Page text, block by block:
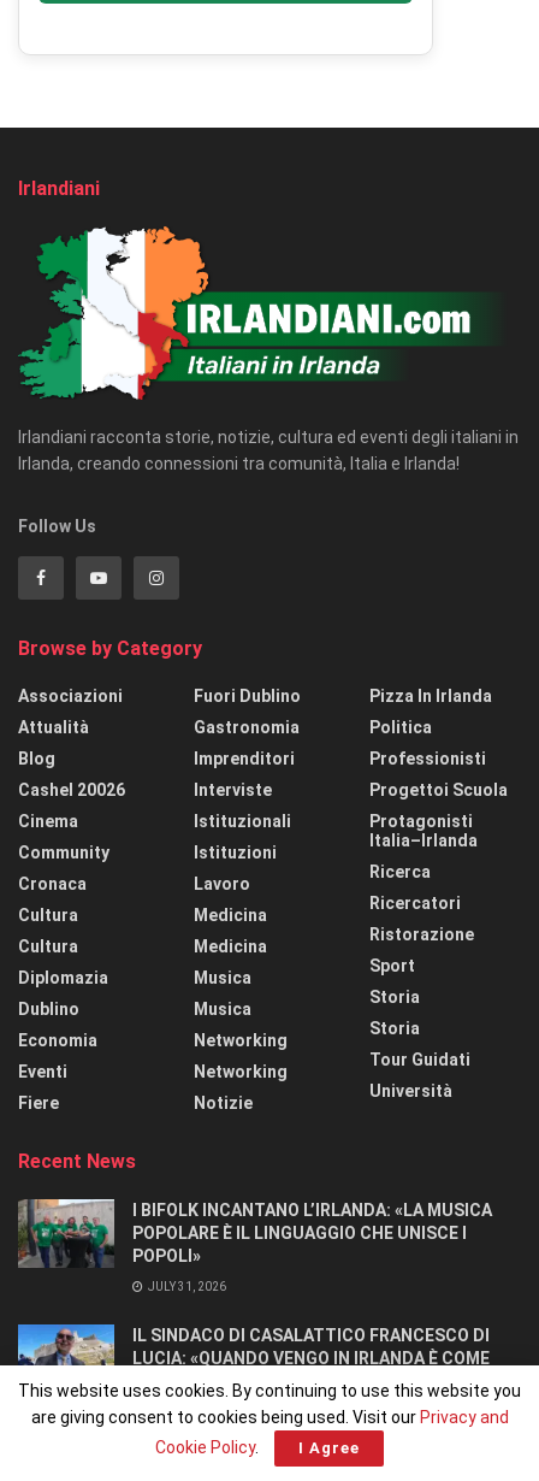
Irlandiani
Irlandiani racconta storie, notizie, cultura ed eventi degli italiani in
Irlanda, creando connessioni tra comunità, Italia e Irlanda!
Follow Us
Browse by Category
Associazioni
Attualità
Blog
Cashel 20026
Cinema
Community
Cronaca
Cultura
Cultura
Diplomazia
Dublino
Economia
Eventi
Fiere
Fuori Dublino
Gastronomia
Imprenditori
Interviste
Istituzionali
Istituzioni
Lavoro
Medicina
Medicina
Musica
Musica
Networking
Networking
Notizie
Pizza In Irlanda
Politica
Professionisti
Progettoi Scuola
Protagonisti
Italia–Irlanda
Ricerca
Ricercatori
Ristorazione
Sport
Storia
Storia
Tour Guidati
Università
Recent News
I BIFOLK INCANTANO L’IRLANDA: «LA MUSICA
POPOLARE È IL LINGUAGGIO CHE UNISCE I
POPOLI»
JULY 31, 2026
IL SINDACO DI CASALATTICO FRANCESCO DI
LUCIA: «QUANDO VENGO IN IRLANDA È COME
TORNARE A CASA».
JULY 27, 2026
This website uses cookies. By continuing to use this website you
are giving consent to cookies being used. Visit our Privacy and
Cookie Policy. I Agree